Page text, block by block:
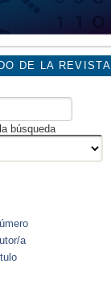
DE LA REVISTA
búsqueda
a